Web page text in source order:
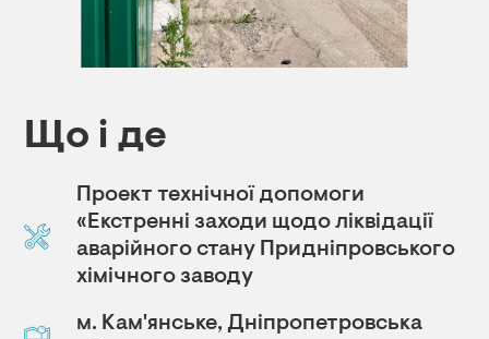
Що і де
Проект технічної допомоги
«Екстренні заходи щодо ліквідації
аварійного стану Придніпровського
хімічного заводу
м. Кам'янське, Дніпропетровська